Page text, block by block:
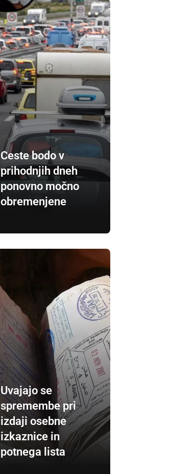
Ceste bodo v
prihodnjih dneh
ponovno močno
obremenjene
Uvajajo se
spremembe pri
izdaji osebne
izkaznice in
potnega lista